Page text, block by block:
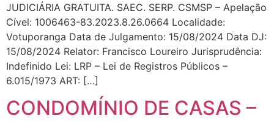
JUDICIÁRIA GRATUITA. SAEC. SERP. CSMSP – Apelação
Cível: 1006463-83.2023.8.26.0664 Localidade:
Votuporanga Data de Julgamento: 15/08/2024 Data DJ:
15/08/2024 Relator: Francisco Loureiro Jurisprudência:
Indefinido Lei: LRP – Lei de Registros Públicos –
6.015/1973 ART: […]
CONDOMÍNIO DE CASAS –